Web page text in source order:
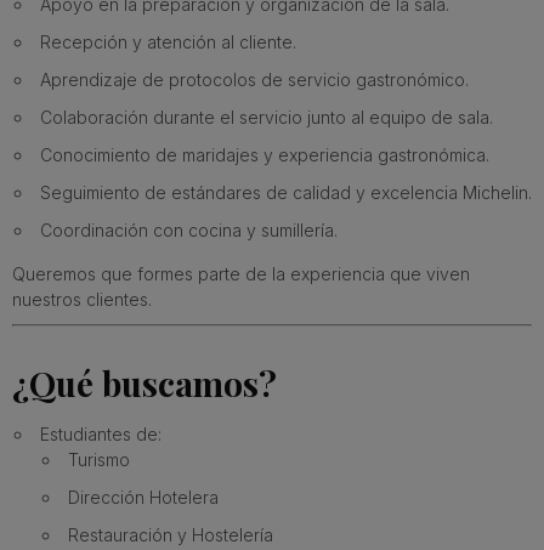
Apoyo en la preparación y organización de la sala.
Recepción y atención al cliente.
Aprendizaje de protocolos de servicio gastronómico.
Colaboración durante el servicio junto al equipo de sala.
Conocimiento de maridajes y experiencia gastronómica.
Seguimiento de estándares de calidad y excelencia Michelin.
Coordinación con cocina y sumillería.
Queremos que formes parte de la experiencia que viven
nuestros clientes.
¿Qué buscamos?
Estudiantes de:
Turismo
Dirección Hotelera
Restauración y Hostelería